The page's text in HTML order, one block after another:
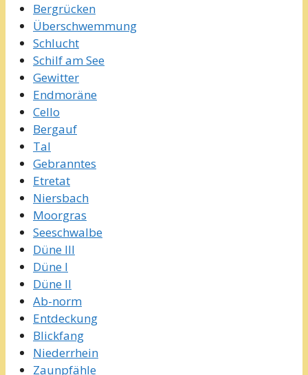
Bergrücken
Überschwemmung
Schlucht
Schilf am See
Gewitter
Endmoräne
Cello
Bergauf
Tal
Gebranntes
Etretat
Niersbach
Moorgras
Seeschwalbe
Düne III
Düne I
Düne II
Ab-norm
Entdeckung
Blickfang
Niederrhein
Zaunpfähle